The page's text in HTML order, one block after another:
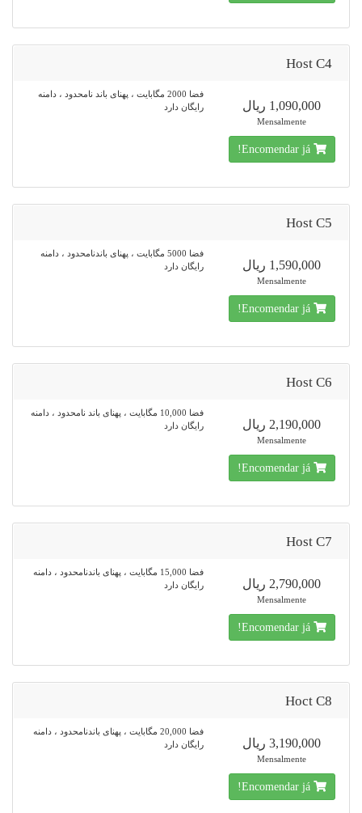
Host C4
فضا 2000 مگابایت ، پهنای باند نامحدود ، دامنه
رایگان دارد
1,090,000 ریال
Mensalmente
Encomendar já!
Host C5
فضا 5000 مگابایت ، پهنای باندنامحدود ، دامنه
رایگان دارد
1,590,000 ریال
Mensalmente
Encomendar já!
Host C6
فضا 10,000 مگابایت ، پهنای باند نامحدود ، دامنه
رایگان دارد
2,190,000 ریال
Mensalmente
Encomendar já!
Host C7
فضا 15,000 مگابایت ، پهنای باندنامحدود ، دامنه
رایگان دارد
2,790,000 ریال
Mensalmente
Encomendar já!
Hoct C8
فضا 20,000 مگابایت ، پهنای باندنامحدود ، دامنه
رایگان دارد
3,190,000 ریال
Mensalmente
Encomendar já!